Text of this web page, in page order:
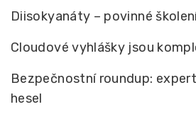
Diisokyanáty – povinné
Cloudové vyhlášky jsou
Bezpečnostní roundup:
hesel